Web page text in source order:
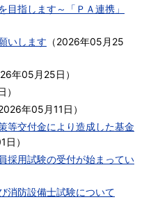
目指します～「ＰＡ連携」
いします （2026年05月25
年05月25日 ）
）
年05月11日 ）
等交付金により造成した基金
日 ）
用試験の受付が始まってい
消防設備士試験について